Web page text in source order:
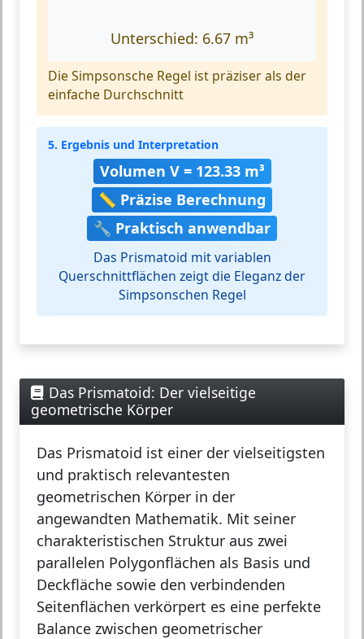
Unterschied: 6.67 m³
Die Simpsonsche Regel ist präziser als der
einfache Durchschnitt
5. Ergebnis und Interpretation
Volumen V = 123.33 m³
📏 Präzise Berechnung
🔧 Praktisch anwendbar
Das Prismatoid mit variablen
Querschnittflächen zeigt die Eleganz der
Simpsonschen Regel
Das Prismatoid: Der vielseitige
geometrische Körper
Das Prismatoid ist einer der vielseitigsten
und praktisch relevantesten
geometrischen Körper in der
angewandten Mathematik. Mit seiner
charakteristischen Struktur aus zwei
parallelen Polygonflächen als Basis und
Deckfläche sowie den verbindenden
Seitenflächen verkörpert es eine perfekte
Balance zwischen geometrischer